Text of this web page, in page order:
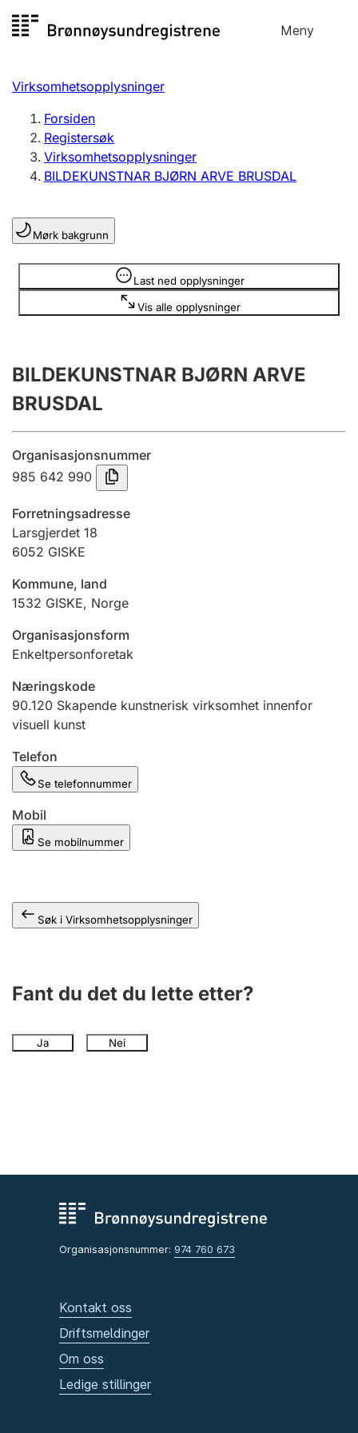
til
Meny
Registersøk
Aksjeselskap
Enkeltpersonforetak
Registrere, endre, slette
Lag og forening
Registrere, endre, slette
Årsregnskap
Innsending og forsinkelsesgebyr
Tinglysing
Jeger
Betaling og jegeravgiftskort
Ektepaktveileder
Offentlig sektor
Andre tema
Virksomhetsopplysninger
Forsiden
Registersøk
Virksomhetsopplysninger
BILDEKUNSTNAR BJØRN ARVE BRUSDAL
Mørk bakgrunn
Last ned opplysninger
Vis alle opplysninger
Opplysninger er skjult
BILDEKUNSTNAR BJØRN ARVE
BRUSDAL
Organisasjonsnummer
985 642 990
Forretningsadresse
Larsgjerdet 18
6052 GISKE
Kommune, land
1532 GISKE, Norge
Organisasjonsform
Enkeltpersonforetak
Næringskode
90.120 Skapende kunstnerisk virksomhet innenfor
visuell kunst
Telefon
Se telefonnummer
Mobil
Se mobilnummer
Søk i Virksomhetsopplysninger
Fant du det du lette etter?
Ja Nei
Organisasjonsnummer: 974 760 673
Kontakt oss
Driftsmeldinger
Om oss
Ledige stillinger